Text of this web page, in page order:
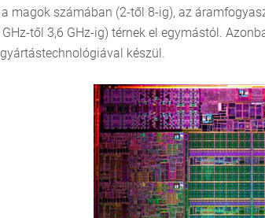
magok számában (2-től 8-ig), az
től 3,6 GHz-ig) térnek el egymástól.
készül.